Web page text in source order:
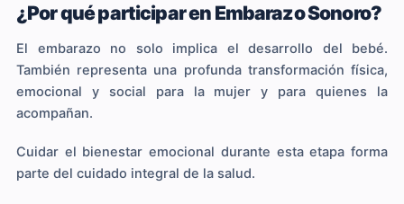
¿Por qué participar en Embarazo Sonoro?
El embarazo no solo implica el desarrollo del bebé.
También representa una profunda transformación física,
emocional y social para la mujer y para quienes la
acompañan.
Cuidar el bienestar emocional durante esta etapa forma
parte del cuidado integral de la salud.